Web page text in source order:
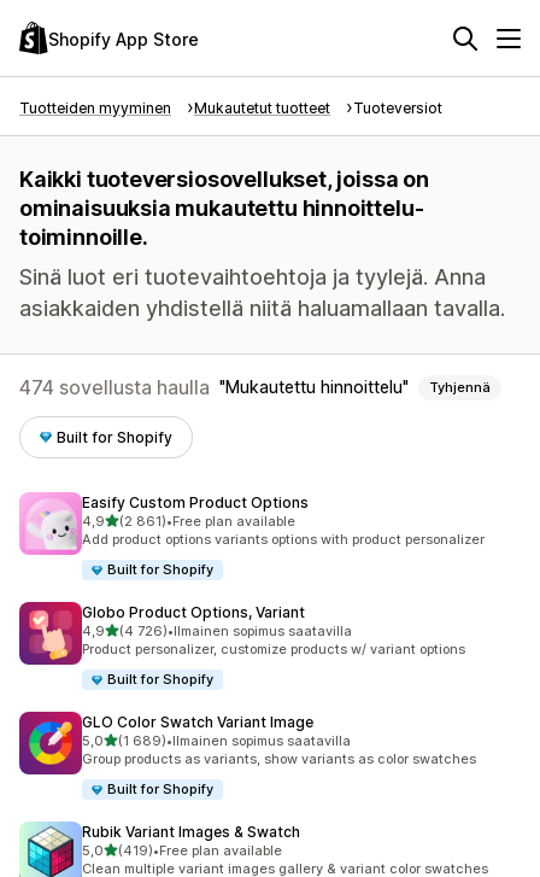
Shopify App Store
Tuotteiden myyminen Mukautetut tuotteet Tuoteversiot
Kaikki tuoteversiosovellukset, joissa on
ominaisuuksia mukautettu hinnoittelu-
toiminnoille.
Sinä luot eri tuotevaihtoehtoja ja tyylejä. Anna
asiakkaiden yhdistellä niitä haluamallaan tavalla.
474 sovellusta haulla Mukautettu hinnoittelu Tyhjennä
Built for Shopify
Easify Custom Product Options
4,9/ 5 tähteä
(2 861)
2861 arvostelua yhteensä
•Free plan available
Add product options variants options with product personalizer
Built for Shopify
Globo Product Options, Variant
4,9/ 5 tähteä
(4 726)
4726 arvostelua yhteensä
•Ilmainen sopimus saatavilla
Product personalizer, customize products w/ variant options
Built for Shopify
GLO Color Swatch Variant Image
5,0/ 5 tähteä
(1 689)
1689 arvostelua yhteensä
•Ilmainen sopimus saatavilla
Group products as variants, show variants as color swatches
Built for Shopify
Rubik Variant Images & Swatch
5,0/ 5 tähteä
(419)
419 arvostelua yhteensä
•Free plan available
Clean multiple variant images gallery & variant color swatches